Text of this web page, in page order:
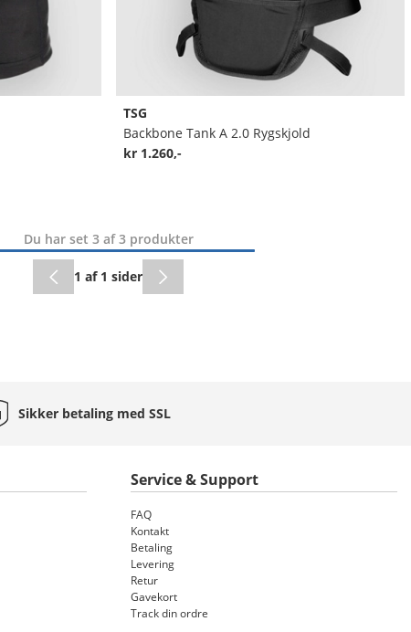
TSG
Backbone Tank A 2.0 Rygskjold
kr 1.260,-
Du har set 3 af 3 produkter
1 af 1 sider
Sikker betaling medSSL
Service & Support
FAQ
Kontakt
Betaling
Levering
Retur
Gavekort
Track din ordre